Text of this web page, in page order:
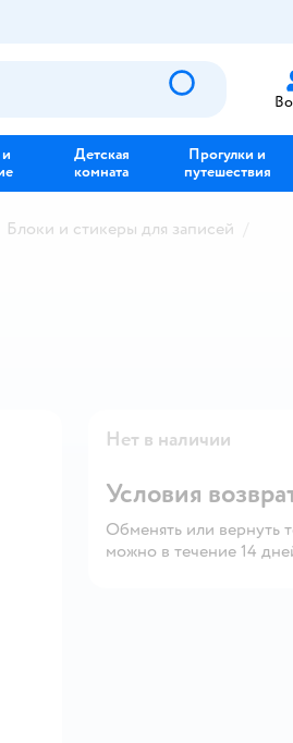
Детская
комната
Прогулки и
путешествия
Блоки и стикеры для записей
Нет в наличии
Условия
Обменять или вернуть
можно в течение 14